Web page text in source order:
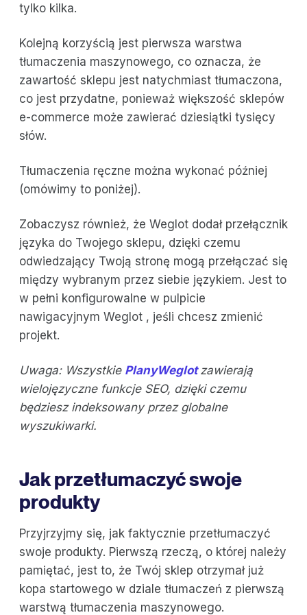
tylko kilka.
Kolejną korzyścią jest pierwsza warstwa
tłumaczenia maszynowego, co oznacza, że
zawartość sklepu jest natychmiast tłumaczona,
co jest przydatne, ponieważ większość sklepów
e-commerce może zawierać dziesiątki tysięcy
słów.
Tłumaczenia ręczne można wykonać później
(omówimy to poniżej).
Zobaczysz również, że Weglot dodał przełącznik
języka do Twojego sklepu, dzięki czemu
odwiedzający Twoją stronę mogą przełączać się
między wybranym przez siebie językiem. Jest to
w pełni konfigurowalne w pulpicie
nawigacyjnym Weglot , jeśli chcesz zmienić
projekt.
Uwaga: Wszystkie PlanyWeglotzawierają
wielojęzyczne funkcje SEO, dzięki czemu
będziesz indeksowany przez globalne
wyszukiwarki.
Jak przetłumaczyć swoje
produkty
Przyjrzyjmy się, jak faktycznie przetłumaczyć
swoje produkty. Pierwszą rzeczą, o której należy
pamiętać, jest to, że Twój sklep otrzymał już
kopa startowego w dziale tłumaczeń z pierwszą
warstwą tłumaczenia maszynowego.